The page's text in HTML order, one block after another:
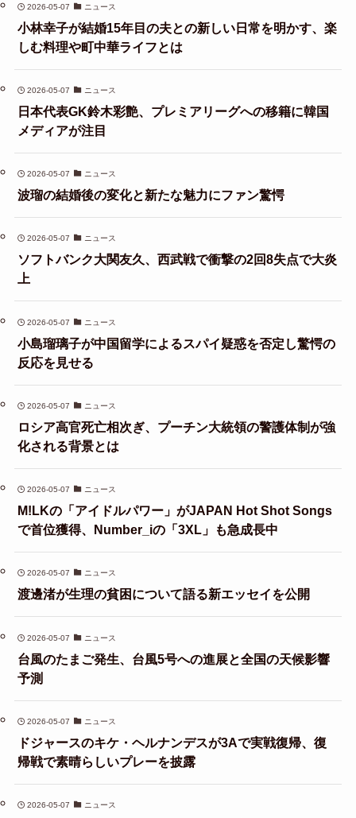
2026-05-07 ニュース
小林幸子が結婚15年目の夫との新しい日常を明かす、楽
しむ料理や町中華ライフとは
2026-05-07 ニュース
日本代表GK鈴木彩艶、プレミアリーグへの移籍に韓国
メディアが注目
2026-05-07 ニュース
波瑠の結婚後の変化と新たな魅力にファン驚愕
2026-05-07 ニュース
ソフトバンク大関友久、西武戦で衝撃の2回8失点で大炎
上
2026-05-07 ニュース
小島瑠璃子が中国留学によるスパイ疑惑を否定し驚愕の
反応を見せる
2026-05-07 ニュース
ロシア高官死亡相次ぎ、プーチン大統領の警護体制が強
化される背景とは
2026-05-07 ニュース
M!LKの「アイドルパワー」がJAPAN Hot Shot Songs
で首位獲得、Number_iの「3XL」も急成長中
2026-05-07 ニュース
渡邊渚が生理の貧困について語る新エッセイを公開
2026-05-07 ニュース
台風のたまご発生、台風5号への進展と全国の天候影響
予測
2026-05-07 ニュース
ドジャースのキケ・ヘルナンデスが3Aで実戦復帰、復
帰戦で素晴らしいプレーを披露
2026-05-07 ニュース